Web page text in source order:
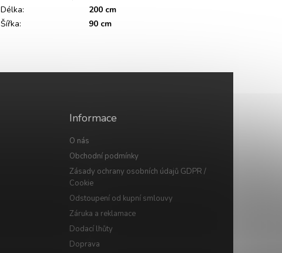
Délka:
200 cm
Šířka: 90 cm
Informace
O nás
Obchodní podmínky
Zásady ochrany osobních údajů GDPR /
Cookie
Odstoupení od kupní smlouvy
Záruka a reklamace
Dodací lhůty
Doprava